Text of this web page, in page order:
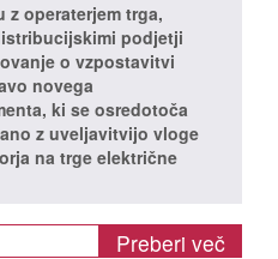
operaterjem trga,
podjetji
o vzpostavitvi
novega
ki se osredotoča
z uveljavitvijo vloge
na trge električne
Preberi več